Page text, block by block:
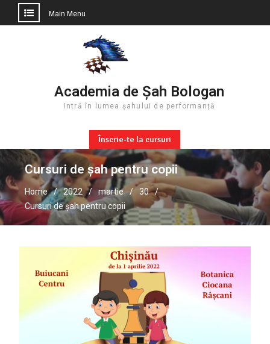
Main Menu
Academia de Șah Bologan
Intră în lumea șahului de performanță
Înscrie-te la cursuri
Cursuri de șah pentru copii
Home 2022 martie
30
Cursuri de șah pentru copii